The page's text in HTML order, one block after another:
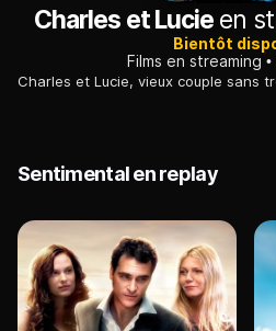
Charles et Lucie en
Bientôt
Films en streaming
Sentimental en replay